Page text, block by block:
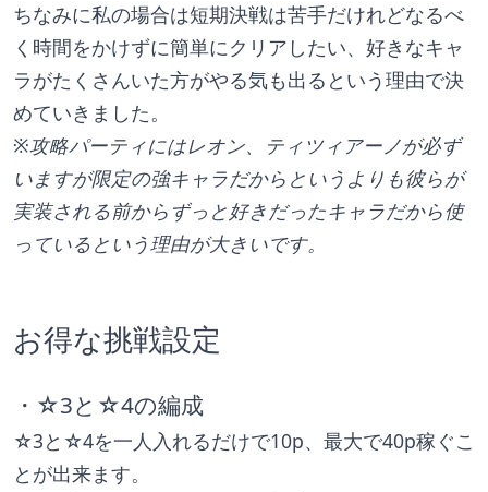
ちなみに私の場合は短期決戦は苦手だけれどなるべ
く時間をかけずに簡単にクリアしたい、好きなキャ
ラがたくさんいた方がやる気も出るという理由で決
めていきました。
※攻略パーティにはレオン、ティツィアーノが必ず
いますが限定の強キャラだからというよりも彼らが
実装される前からずっと好きだったキャラだから使
っているという理由が大きいです。
お得な挑戦設定
・☆3と☆4の編成
☆3と☆4を一人入れるだけで10p、最大で40p稼ぐこ
とが出来ます。